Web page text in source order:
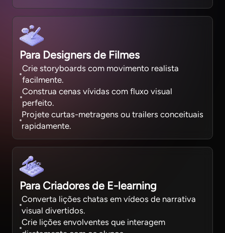
Para Designers de Filmes
Crie storyboards com movimento realista
facilmente.
Construa cenas vívidas com fluxo visual
perfeito.
Projete curtas-metragens ou trailers conceituais
rapidamente.
Para Criadores de E-learning
Converta lições chatas em vídeos de narrativa
visual divertidos.
Crie lições envolventes que interagem